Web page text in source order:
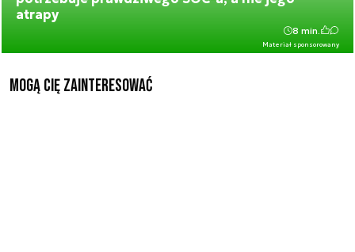
atrapy
Materiał sponsorowany
8 min.
Mogą Cię zainteresować